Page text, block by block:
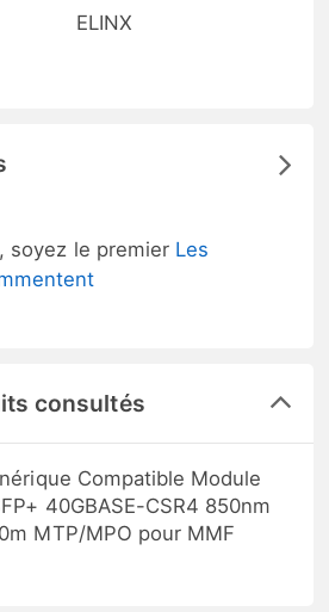
ELINX
soyez le premier Les
consultés
Compatible Module
40GBASE-CSR4 850nm
MTP/MPO pour MMF